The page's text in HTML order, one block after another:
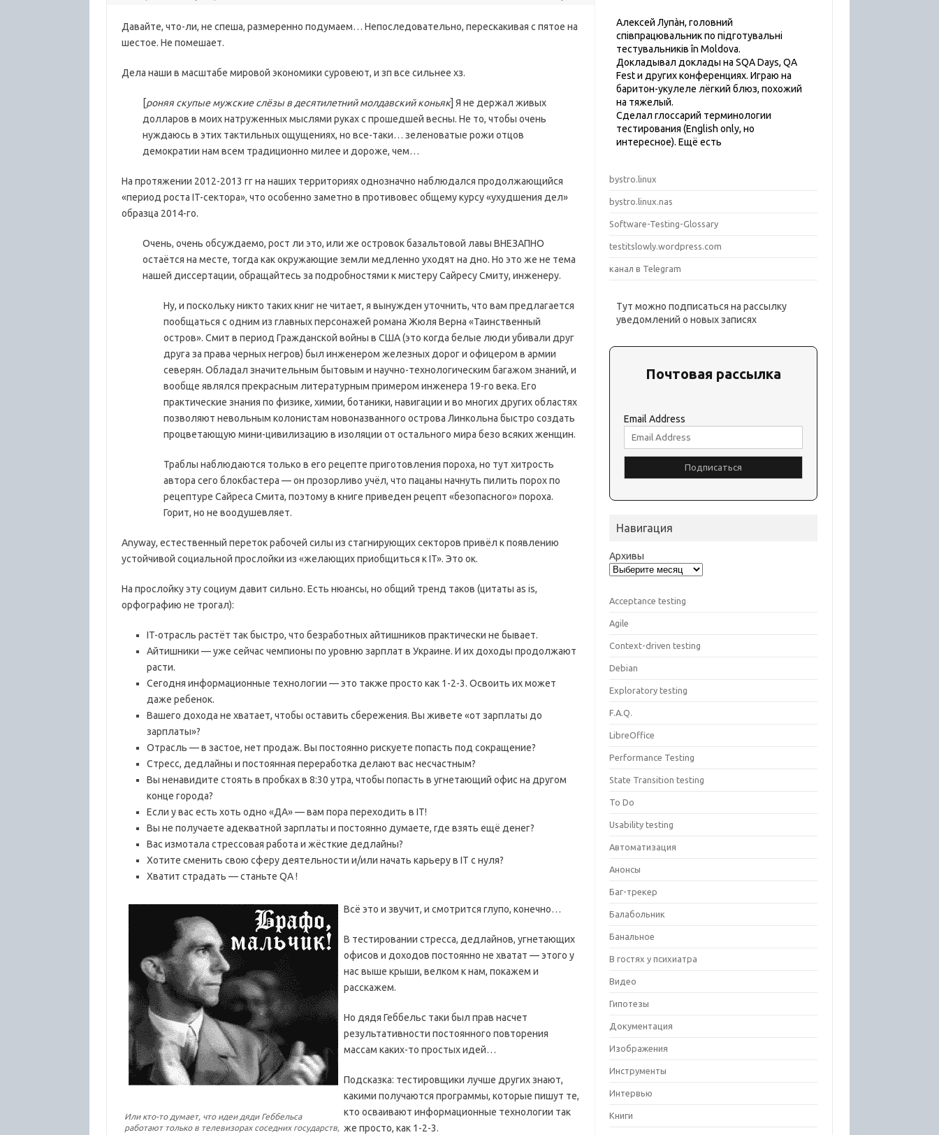
Давайте, что-ли, не спеша, размеренно подумаем… Непоследовательно, перескакивая с пятое на
шестое. Не помешает.
Дела наши в масштабе мировой экономики суровеют, и зп все сильнее хз.
[роняя скупые мужские слёзы в десятилетний молдавский коньяк] Я не держал живых
долларов в моих натруженных мыслями руках с прошедшей весны. Не то, чтобы очень
нуждаюсь в этих тактильных ощущениях, но все-таки… зеленоватые рожи отцов
демократии нам всем традиционно милее и дороже, чем…
На протяжении 2012-2013 гг на наших территориях однозначно наблюдался продолжающийся
«период роста IT-сектора», что особенно заметно в противовес общему курсу «ухудшения дел»
образца 2014-го.
Очень, очень обсуждаемо, рост ли это, или же островок базальтовой лавы ВНЕЗАПНО
остаётся на месте, тогда как окружающие земли медленно уходят на дно. Но это же не тема
нашей диссертации, обращайтесь за подробностями к мистеру Сайресу Смиту, инженеру.
Ну, и поскольку никто таких книг не читает, я вынужден уточнить, что вам предлагается
пообщаться с одним из главных персонажей романа Жюля Верна «Таинственный
остров». Смит в период Гражданской войны в США (это когда белые люди убивали друг
друга за права черных негров) был инженером железных дорог и офицером в армии
северян. Обладал значительным бытовым и научно-технологическим багажом знаний, и
вообще являлся прекрасным литературным примером инженера 19-го века. Его
практические знания по физике, химии, ботаники, навигации и во многих других областях
позволяют невольным колонистам новоназванного острова Линкольна быстро создать
процветающую мини-цивилизацию в изоляции от остального мира безо всяких женщин.
Траблы наблюдаются только в его рецепте приготовления пороха, но тут хитрость
автора сего блокбастера — он прозорливо учёл, что пацаны начнуть пилить порох по
рецептуре Сайреса Смита, поэтому в книге приведен рецепт «безопасного» пороха.
Горит, но не воодушевляет.
Anyway, естественный переток рабочей силы из стагнирующих секторов привёл к появлению
устойчивой социальной прослойки из «желающих приобщиться к IT». Это ок.
На прослойку эту социум давит сильно. Есть нюансы, но общий тренд таков (цитаты as is,
орфографию не трогал):
IT-отрасль растёт так быстро, что безработных айтишников практически не бывает.
Айтишники — уже сейчас чемпионы по уровню зарплат в Украине. И их доходы продолжают
расти.
Сегодня информационные технологии — это также просто как 1-2-3. Освоить их может
даже ребенок.
Вашего дохода не хватает, чтобы оставить сбережения. Вы живете «от зарплаты до
зарплаты»?
Отрасль — в застое, нет продаж. Вы постоянно рискуете попасть под сокращение?
Стресс, дедлайны и постоянная переработка делают вас несчастным?
Вы ненавидите стоять в пробках в 8:30 утра, чтобы попасть в угнетающий офис на другом
конце города?
Если у вас есть хоть одно «ДА» — вам пора переходить в IT!
Вы не получаете адекватной зарплаты и постоянно думаете, где взять ещё денег?
Вас измотала стрессовая работа и жёсткие дедлайны?
Хотите сменить свою сферу деятельности и/или начать карьеру в IT с нуля?
Хватит страдать — станьте QA !
Или кто-то думает, что идеи дяди Геббельса
работают только в телевизорах соседних государств,
Всё это и звучит, и смотрится глупо, конечно…
В тестировании стресса, дедлайнов, угнетающих
офисов и доходов постоянно не хватат — этого у
нас выше крыши, велком к нам, покажем и
расскажем.
Но дядя Геббельс таки был прав насчет
результативности постоянного повторения
массам каких-то простых идей…
Подсказка: тестировщики лучше других знают,
какими получаются программы, которые пишут те,
кто осваивают информационные технологии так
же просто, как 1-2-3.
Алексей Лупàн, головний
спiвпрацювальник по підготувальні
тестувальників în Moldova.
Докладывал доклады на SQA Days, QA
Fest и других конференциях. Играю на
баритон-укулеле лёгкий блюз, похожий
на тяжелый.
Сделал глоссарий терминологии
тестирования (English only, но
интересное). Ещё есть
bystro.linux
bystro.linux.nas
Software-Testing-Glossary
testitslowly.wordpress.com
канал в Telegram
Тут можно подписаться на рассылку
уведомлений о новых записях
Почтовая рассылка
Email Address
Навигация
Архивы
Acceptance testing
Agile
Context-driven testing
Debian
Exploratory testing
F.A.Q.
LibreOffice
Performance Testing
State Transition testing
To Do
Usability testing
Автоматизация
Анонсы
Баг-трекер
Балабольник
Банальное
В гостях у психиатра
Видео
Гипотезы
Документация
Изображения
Инструменты
Интервью
Книги